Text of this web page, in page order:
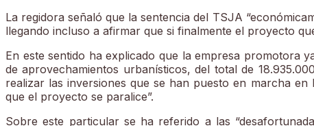
La regidora señaló que la sentencia del TSJA
llegando incluso a afirmar que si finalmente el proyecto
En este sentido ha explicado que la empresa promotora
de aprovechamientos urbanísticos, del total de
realizar las inversiones que se han puesto en marcha
que el proyecto se paralice”.
Sobre este particular se ha referido a las